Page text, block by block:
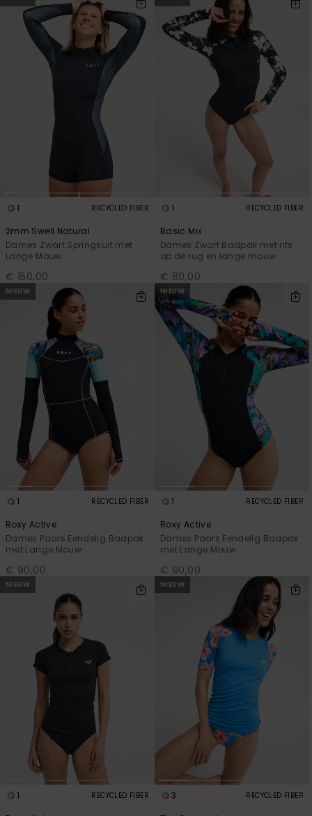
Riemen &
& sjaals
Hoeden &
mutsen
Zonnebrillen
Wetsuits
Rashguards
Swim
Kleding
Accessoires
Schoenen
Fitness
Playsuits
Shorts
Technische
tassen
Snow
Accessoires
Snowboard
Surf
Accessoires
bekijken
ROXY APP
VERLANGLIJST
1 RECYCLED FIBER
2mm Swell Natural
Dames Zwart Springsuit met
Lange Mouw
€ 150,00
1 RECYCLED FIBER
Basic Mix
Dames Zwart Badpak met rits
op de rug en lange mouw
€ 80,00
NIEUW
1 RECYCLED FIBER
Roxy Active
Dames Paars Eendelig Badpak
met Lange Mouw
€ 90,00
NIEUW
1 RECYCLED FIBER
Roxy Active
Dames Paars Eendelig Badpak
met Lange Mouw
€ 90,00
NIEUW
1 RECYCLED FIBER
NIEUW
3 RECYCLED FIBER